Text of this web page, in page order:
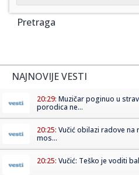
Pretraga
NAJNOVIJE VESTI
20:29: Muzičar poginuo u
porodica ne...
20:25: Vučić obilazi radove na
mos...
20:25: Vučić: Teško je voditi